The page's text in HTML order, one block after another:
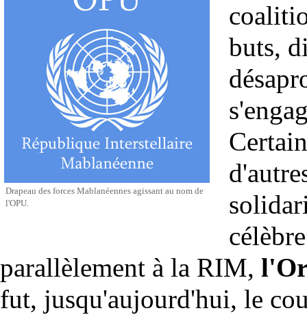
Drapeau des forces Mablanéennes agissant au nom de
l'OPU.
buts,
parallèlement à la RIM, l'
fut, jusqu'aujourd'hui, le